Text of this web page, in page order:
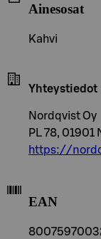
Ainesosat
Kahvi
Yhteystiedot
Nordqvist Oy
PL 78, 01901
https://
EAN